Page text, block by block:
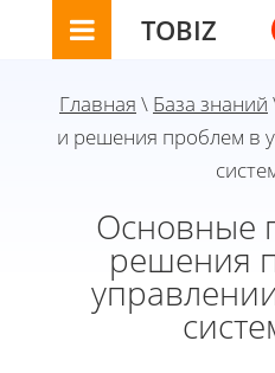
TOBIZ
Главная \ База знаний
и решения проблем в
Основные
решения